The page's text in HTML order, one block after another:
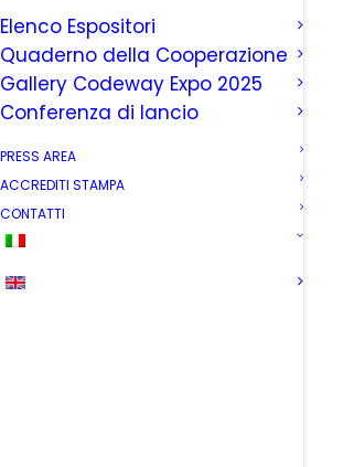
Elenco Espositori
Quaderno della Cooperazione
Gallery Codeway Expo 2025
Conferenza di lancio
PRESS AREA
ACCREDITI STAMPA
CONTATTI